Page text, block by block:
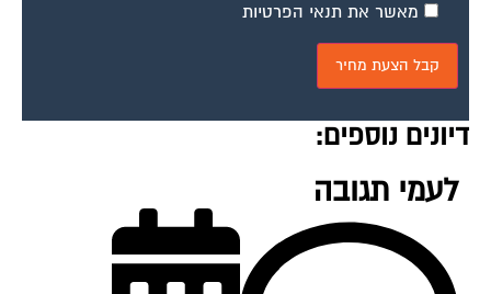
מאשר את תנאי הפרטיות
דיונים נוספים:
לעמי תגובה